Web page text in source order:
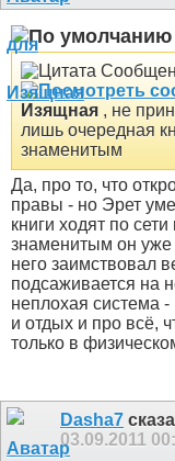
Изящная , не
лишь очередная
знаменитым
Да, про то, что
правы - но Эрет
книги ходят по
знаменитым он уже
него заимствовал
подсаживается на
неплохая система
и отдых и про всё,
только в
Dasha7
03.09.2011